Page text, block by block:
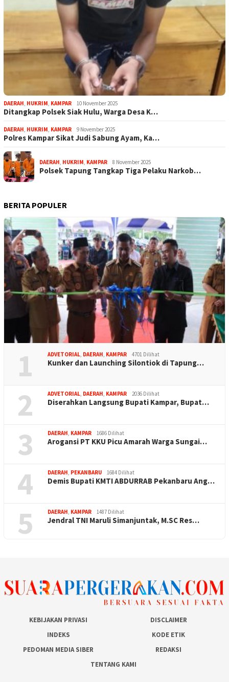
DAERAH, HUKRIM, KAMPAR 10 November 2025
Ditangkap Polsek Siak Hulu, Warga Desa K…
DAERAH, HUKRIM, KAMPAR 9 November 2025
Polres Kampar Sikat Judi Sabung Ayam, Ka…
DAERAH, HUKRIM, KAMPAR 8 November 2025
Polsek Tapung Tangkap Tiga Pelaku Narkob…
BERITA POPULER
1 ADVETORIAL, DAERAH, KAMPAR 4701 Dilihat
Kunker dan Launching Silontiok di Tapung…
2 ADVETORIAL, DAERAH, KAMPAR 2036 Dilihat
Diserahkan Langsung Bupati Kampar, Bupat…
3 DAERAH, KAMPAR 1686 Dilihat
Arogansi PT KKU Picu Amarah Warga Sungai…
4 DAERAH, PEKANBARU 1684 Dilihat
Demis Bupati KMTI ABDURRAB Pekanbaru Ang…
5 DAERAH, KAMPAR 1487 Dilihat
Jendral TNI Maruli Simanjuntak, M.SC Res…
KEBIJAKAN PRIVASI
DISCLAIMER
INDEKS
KODE ETIK
PEDOMAN MEDIA SIBER
REDAKSI
TENTANG KAMI